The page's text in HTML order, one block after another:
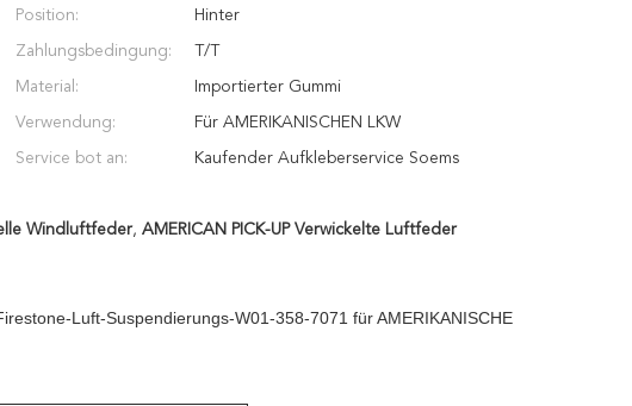
Position: Hinter
Zahlungsbedingung: T/T
Material: Importierter Gummi
Verwendung: Für AMERIKANISCHEN LKW
Service bot an: Kaufender Aufkleberservice Soems
Windluftfeder, AMERICAN PICK-UP Verwickelte Luftfeder
Luft-Suspendierungs-W01-358-7071 für AMERIKANISCHE